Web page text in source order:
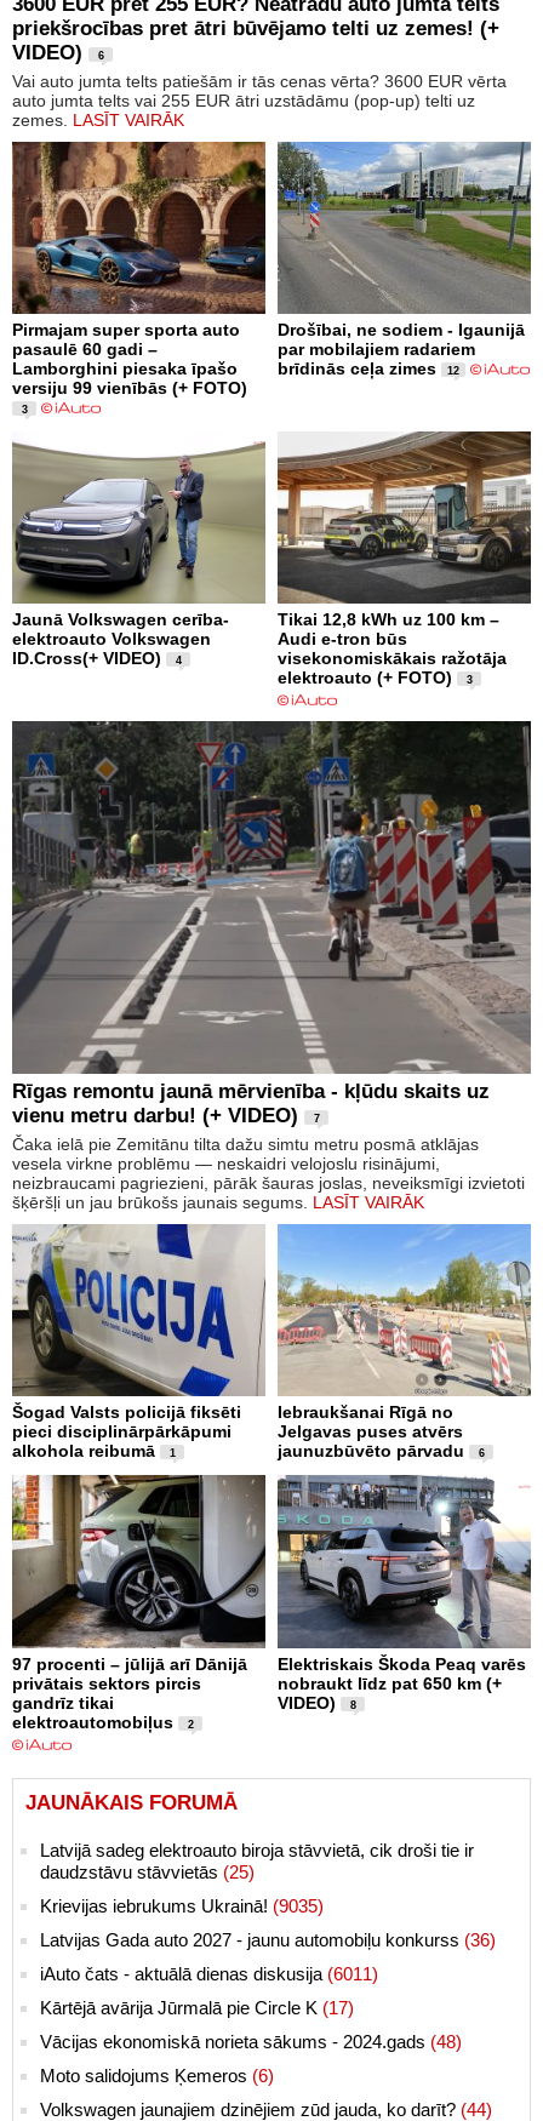
priekšrocības pret ātri būvējamo telti uz zemes! (+
VIDEO)
6
Vai auto jumta telts patiešām ir tās cenas vērta? 3600 EUR vērta
auto jumta telts vai 255 EUR ātri uzstādāmu (pop-up) telti uz
zemes. LASĪT VAIRĀK
Pirmajam super sporta auto
pasaulē 60 gadi –
Lamborghini piesaka īpašo
versiju 99 vienībās (+ FOTO)
3
Drošībai, ne sodiem - Igaunijā
par mobilajiem radariem
brīdinās ceļa zimes
12
Jaunā Volkswagen cerība-
elektroauto Volkswagen
ID.Cross(+ VIDEO)
4
Tikai 12,8 kWh uz 100 km –
Audi e-tron būs
visekonomiskākais ražotāja
elektroauto (+ FOTO)
3
Rīgas remontu jaunā mērvienība - kļūdu skaits uz
vienu metru darbu! (+ VIDEO)
7
Čaka ielā pie Zemitānu tilta dažu simtu metru posmā atklājas
vesela virkne problēmu — neskaidri velojoslu risinājumi,
neizbraucami pagriezieni, pārāk šauras joslas, neveiksmīgi izvietoti
šķēršļi un jau brūkošs jaunais segums. LASĪT VAIRĀK
Šogad Valsts policijā fiksēti
pieci disciplinārpārkāpumi
alkohola reibumā
1
Iebraukšanai Rīgā no
Jelgavas puses atvērs
jaunuzbūvēto pārvadu
6
97 procenti – jūlijā arī Dānijā
privātais sektors pircis
gandrīz tikai
elektroautomobiļus
2
Elektriskais Škoda Peaq varēs
nobraukt līdz pat 650 km (+
VIDEO)
8
JAUNĀKAIS FORUMĀ
Latvijā sadeg elektroauto biroja stāvvietā, cik droši tie ir
daudzstāvu stāvvietās (25)
Krievijas iebrukums Ukrainā! (9035)
Latvijas Gada auto 2027 - jaunu automobiļu konkurss (36)
iAuto čats - aktuālā dienas diskusija (6011)
Kārtējā avārija Jūrmalā pie Circle K (17)
Vācijas ekonomiskā norieta sākums - 2024.gads (48)
Moto salidojums Ķemeros (6)
Volkswagen jaunajiem dzinējiem zūd jauda, ko darīt? (44)